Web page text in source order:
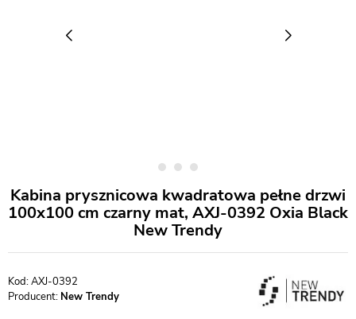
Kabina prysznicowa kwadratowa pełne drzwi
100x100 cm czarny mat, AXJ-0392 Oxia Black
New Trendy
AXJ-0392
Producent: New Trendy